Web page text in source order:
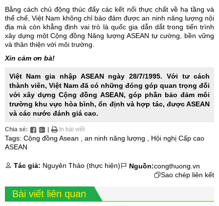
Bằng cách chủ động thúc đẩy các kết nối thực chất về hạ tầng và
thể chế, Việt Nam không chỉ bảo đảm được an ninh năng lượng nội
địa mà còn khẳng định vai trò là quốc gia dẫn dắt trong tiến trình
xây dựng một Cộng đồng Năng lượng ASEAN tự cường, bền vững
và thân thiện với môi trường.
Xin cảm ơn bà!
Việt Nam gia nhập ASEAN ngày 28/7/1995. Với tư cách
thành viên, Việt Nam đã có những đóng góp quan trọng đối
với xây dựng Cộng đồng ASEAN, góp phần bảo đảm môi
trường khu vực hòa bình, ổn định và hợp tác, được ASEAN
và các nước đánh giá cao.
Chia sẻ: | In bài viết
Tags: Cộng đồng Asean an ninh năng lượng
Hội nghị Cấp cao
ASEAN
Tác giả: Nguyên Thảo (thực hiện) Nguồn:congthuong.vn
Sao chép liên kết
Bài viết liên quan